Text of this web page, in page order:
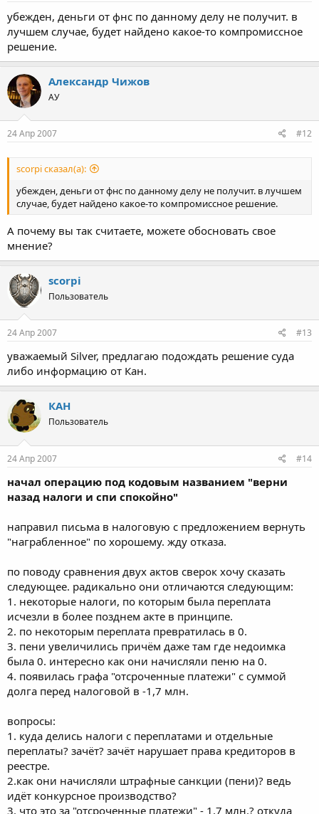
убежден, деньги от фнс по данному делу не получит. в
лучшем случае, будет найдено какое-то компромиссное
решение.
Александр Чижов
АУ
24 Апр 2007 #12
scorpi сказал(а):
убежден, деньги от фнс по данному делу не получит. в лучшем
случае, будет найдено какое-то компромиссное решение.
А почему вы так считаете, можете обосновать свое
мнение?
scorpi
Пользователь
24 Апр 2007 #13
уважаемый Silver, предлагаю подождать решение суда
либо информацию от Кан.
КАН
Пользователь
24 Апр 2007 #14
начал операцию под кодовым названием "верни
назад налоги и спи спокойно"
направил письма в налоговую с предложением вернуть
"награбленное" по хорошему. жду отказа.
по поводу сравнения двух актов сверок хочу сказать
следующее. радикально они отличаются следующим:
1. некоторые налоги, по которым была переплата
исчезли в более позднем акте в принципе.
2. по некоторым переплата превратилась в 0.
3. пени увеличились причём даже там где недоимка
была 0. интересно как они начисляли пеню на 0.
4. появилась графа "отсроченные платежи" с суммой
долга перед налоговой в -1,7 млн.
вопросы:
1. куда делись налоги с переплатами и отдельные
переплаты? зачёт? зачёт нарушает права кредиторов в
реестре.
2.как они начисляли штрафные санкции (пени)? ведь
идёт конкурсное производство?
3. что это за "отсроченные платежи" - 1,7 млн.? откуда